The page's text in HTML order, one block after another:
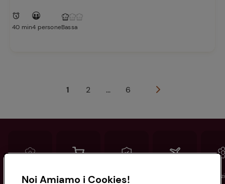
40 min4 personeBassa
1 2 ... 6
Conad Spesa online Assicurazioni
Noi Amiamo i Cookies!